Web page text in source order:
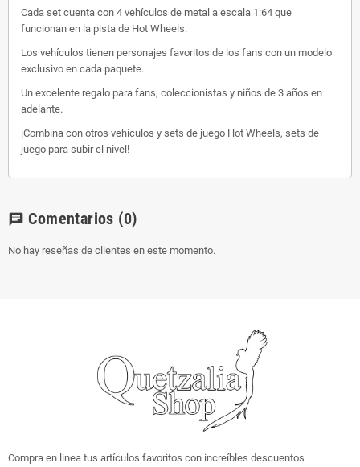
Cada set cuenta con 4 vehículos de metal a escala 1:64 que
funcionan en la pista de Hot Wheels.
Los vehículos tienen personajes favoritos de los fans con un modelo
exclusivo en cada paquete.
Un excelente regalo para fans, coleccionistas y niños de 3 años en
adelante.
¡Combina con otros vehículos y sets de juego Hot Wheels, sets de
juego para subir el nivel!
chat Comentarios (0)
No hay reseñas de clientes en este momento.
Compra en linea tus artículos favoritos con increíbles descuentos